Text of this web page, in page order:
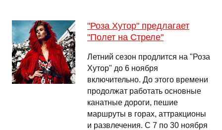
"Роза Хутор" предлагает
"Полет на Стреле"
Летний сезон продлится на "Роза
Хутор" до 6 ноября
включительно. До этого времени
продолжат работать основные
канатные дороги, пешие
маршруты в горах, аттракционы
и развлечения. С 7 по 30 ноября